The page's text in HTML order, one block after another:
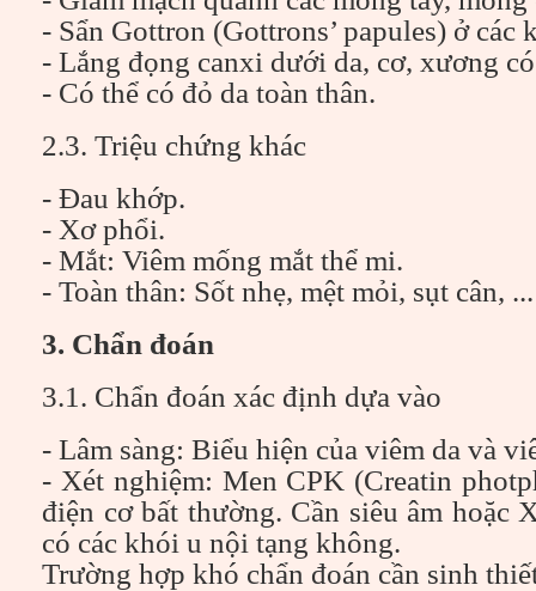
- Sẩn Gottron (Gottrons’ papules) ở
- Lắng đọng canxi dưới da, cơ, xương
- Có thể có đỏ da toàn thân.
2.3. Triệu chứng khác
- Đau khớp.
- Xơ phổi.
- Mắt: Viêm mống mắt thể mi.
- Toàn thân: Sốt nhẹ, mệt mỏi, sụt cân, ...
3. Chẩn đoán
3.1. Chẩn đoán xác định dựa vào
- Lâm sàng: Biểu hiện của viêm da và
- Xét nghiệm: Men CPK (Creatin
điện cơ bất thường. Cần siêu âm hoặc
có các khói u nội tạng không.
Trường hợp khó chẩn đoán cần sinh